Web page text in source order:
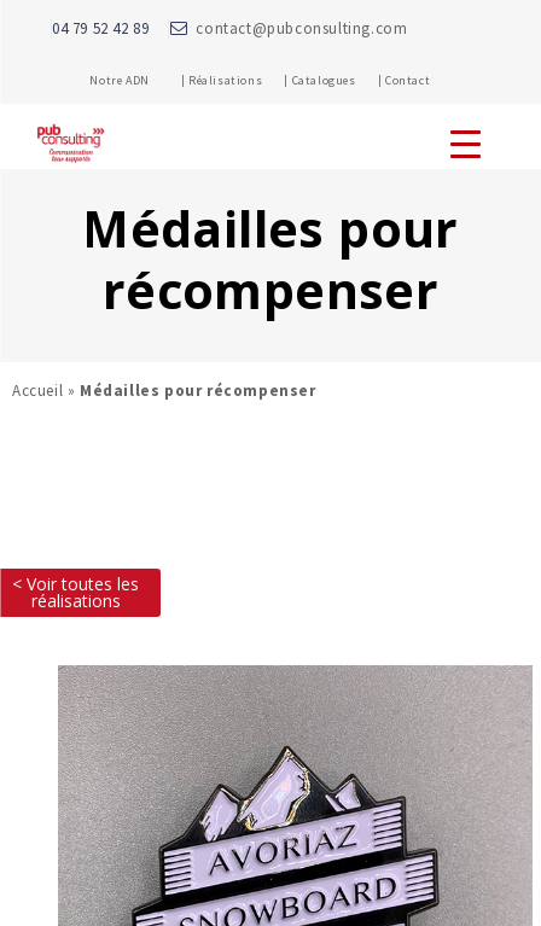
04 79 52 42 89 contact@pubconsulting.com
Notre ADN | Réalisations | Catalogues | Contact
Médailles pour
récompenser
Accueil » Médailles pour récompenser
< Voir toutes les
réalisations